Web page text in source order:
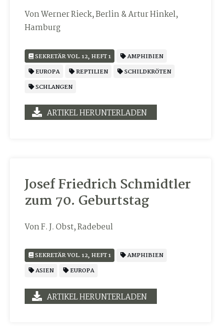
Von Werner Rieck, Berlin & Artur Hinkel,
Hamburg
SEKRETÄR VOL. 12, HEFT 1
AMPHIBIEN
EUROPA
REPTILIEN
SCHILDKRÖTEN
SCHLANGEN
ARTIKEL HERUNTERLADEN
Josef Friedrich Schmidtler
zum 70. Geburtstag
Von F. J. Obst, Radebeul
SEKRETÄR VOL. 12, HEFT 1
AMPHIBIEN
ASIEN
EUROPA
ARTIKEL HERUNTERLADEN